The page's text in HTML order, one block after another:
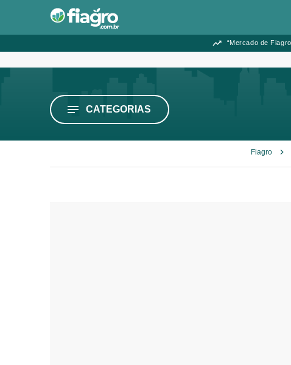
“Mercado de
CATEGORIAS
Fiagro